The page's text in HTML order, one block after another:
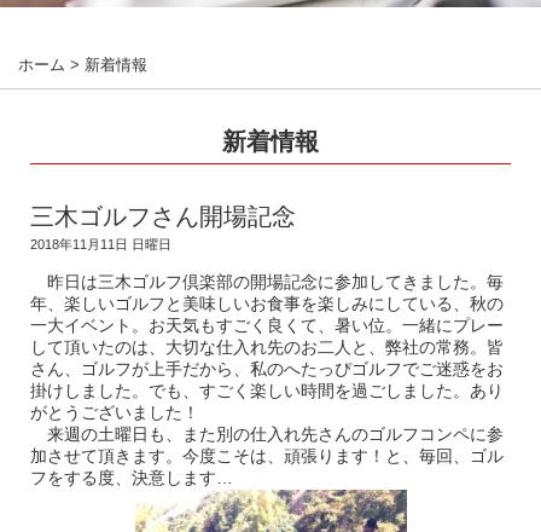
ホーム > 新着情報
新着情報
三木ゴルフさん開場記念
2018年11月11日 日曜日
昨日は三木ゴルフ倶楽部の開場記念に参加してきました。毎
年、楽しいゴルフと美味しいお食事を楽しみにしている、秋の
一大イベント。お天気もすごく良くて、暑い位。一緒にプレー
して頂いたのは、大切な仕入れ先のお二人と、弊社の常務。皆
さん、ゴルフが上手だから、私のへたっぴゴルフでご迷惑をお
掛けしました。でも、すごく楽しい時間を過ごしました。あり
がとうございました！
来週の土曜日も、また別の仕入れ先さんのゴルフコンペに参
加させて頂きます。今度こそは、頑張ります！と、毎回、ゴル
フをする度、決意します…